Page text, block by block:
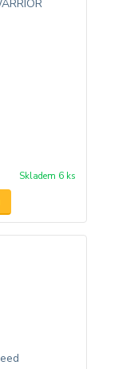
Skladem 6 ks